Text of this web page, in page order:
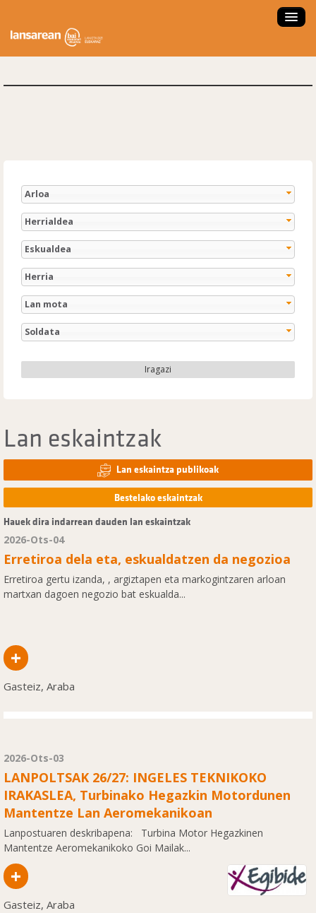
ENPRESA NAIZ
HAUTAGAIA NAIZ
NOLA ERABILI?
Arloa
Herrialdea
Eskualdea
Herria
Lan mota
Soldata
Iragazi
Lan eskaintzak
Lan eskaintza publikoak
Bestelako eskaintzak
Hauek dira indarrean dauden lan eskaintzak
2026-Ots-04
Erretiroa dela eta, eskualdatzen da negozioa
Erretiroa gertu izanda, , argiztapen eta markogintzaren arloan
martxan dagoen negozio bat eskualda...
+
Gasteiz, Araba
2026-Ots-03
LANPOLTSAK 26/27: INGELES TEKNIKOKO
IRAKASLEA, Turbinako Hegazkin Motordunen
Mantentze Lan Aeromekanikoan
Lanpostuaren deskribapena: Turbina Motor Hegazkinen
Mantentze Aeromekanikoko Goi Mailak...
+
Gasteiz, Araba